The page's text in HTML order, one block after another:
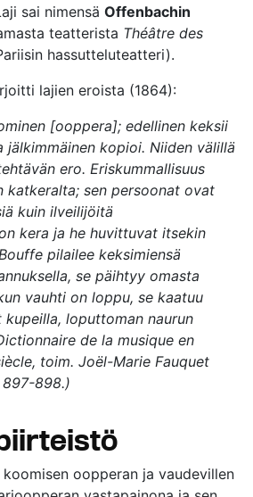
sai nimensä Offenbachin
teatterista Théâtre des
hassutteluteatteri).
lajien eroista (1864):
[ooppera]; edellinen keksii
jälkimmäinen kopioi. Niiden välillä
ero. Eriskummallisuus
katkeralta; sen persoonat ovat
kuin ilveilijöitä
kera ja he huvittuvat itsekin
pilailee keksimiensä
se päihtyy omasta
vauhti on loppu, se kaatuu
loputtoman naurun
de la musique en
, toim. Joël-Marie Fauquet
898.)
oopperan ja vaudevillen